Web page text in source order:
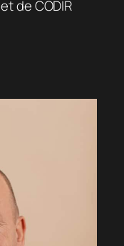
et de CODIR